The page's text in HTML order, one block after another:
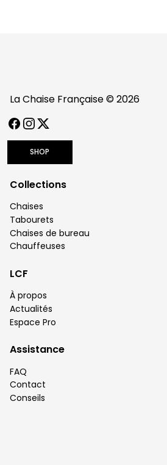
La Chaise Française © 2026
FACEBOOK
INSTAGRAM
TWITTER / X
SHOP
Collections
Chaises
Tabourets
Chaises de bureau
Chauffeuses
LCF
À propos
Actualités
Espace Pro
Assistance
FAQ
Contact
Conseils